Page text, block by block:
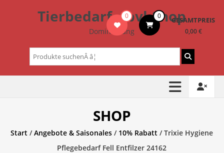
Tierbedarf – bvl-Shop
Dominik Lang
0 0 GESAMTPREIS
0,00 €
Suchen
nach:
SHOP
Start /Angebote & Saisonales / 10% Rabatt / Trixie Hygiene
Pflegebedarf Fell Entfilzer 24162